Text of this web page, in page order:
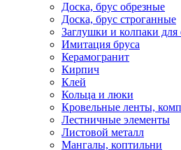
Доска, брус обрезные
Доска, брус строганные
Заглушки и колпаки для
Имитация бруса
Керамогранит
Кирпич
Клей
Кольца и люки
Кровельные ленты,
Лестничные элементы
Листовой металл
Мангалы, коптильни